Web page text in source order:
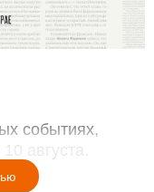
событиях,
августа.